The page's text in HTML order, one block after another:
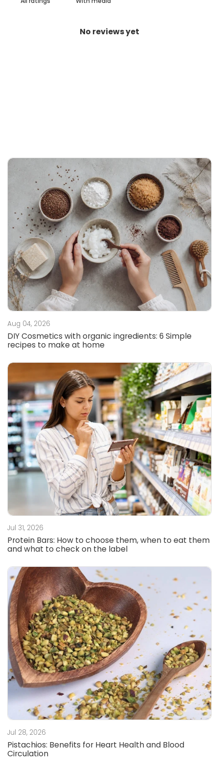
No reviews yet
Aug 04, 2026
DIY Cosmetics with organic ingredients: 6 Simple
recipes to make at home
Jul 31, 2026
Protein Bars: How to choose them, when to eat them
and what to check on the label
Jul 28, 2026
Pistachios: Benefits for Heart Health and Blood
Circulation